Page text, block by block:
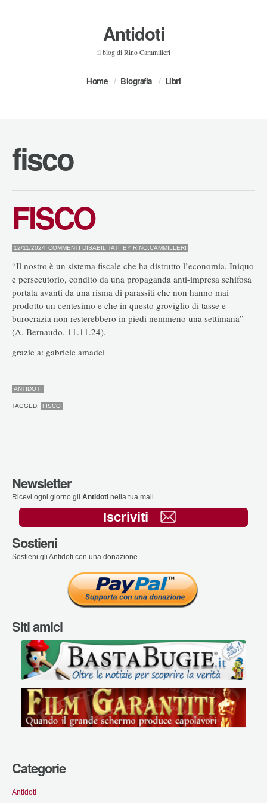
Antidoti
il blog di Rino Cammilleri
Home Biografia Libri
fisco
FISCO
12/11/2024 COMMENTI DISABILITATI SU
BY RINO.CAMMILLERI
“Il nostro è un sistema fiscale che ha distrutto l’economia. Iniquo
e persecutorio, condito da una propaganda anti-impresa schifosa
portata avanti da una risma di parassiti che non hanno mai
prodotto un centesimo e che in questo groviglio di tasse e
burocrazia non resterebbero in piedi nemmeno una settimana”
(A. Bernaudo, 11.11.24).
grazie a: gabriele amadei
ANTIDOTI
TAGGED: FISCO
Newsletter
Ricevi ogni giorno gli Antidoti nella tua mail
Iscriviti
Sostieni
Sostieni gli Antidoti con una donazione
Siti amici
Categorie
Antidoti